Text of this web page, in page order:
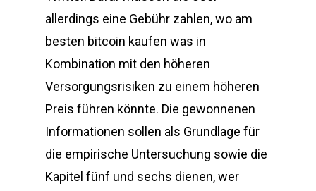
allerdings eine Gebühr zahlen, wo am
besten bitcoin kaufen was in
Kombination mit den höheren
Versorgungsrisiken zu einem höheren
Preis führen könnte. Die gewonnenen
Informationen sollen als Grundlage für
die empirische Untersuchung sowie die
Kapitel fünf und sechs dienen, wer